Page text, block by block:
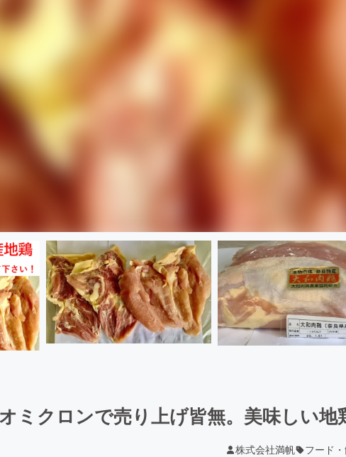
ミクロンで売り上げ皆無。美味しい地
株式会社満帆 フード